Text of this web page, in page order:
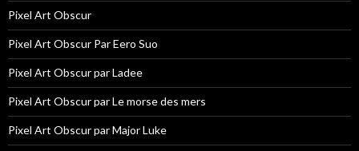
Pixel Art Obscur
Pixel Art Obscur Par Eero Suo
Pixel Art Obscur par Ladee
Pixel Art Obscur par Le morse des mers
Pixel Art Obscur par Major Luke